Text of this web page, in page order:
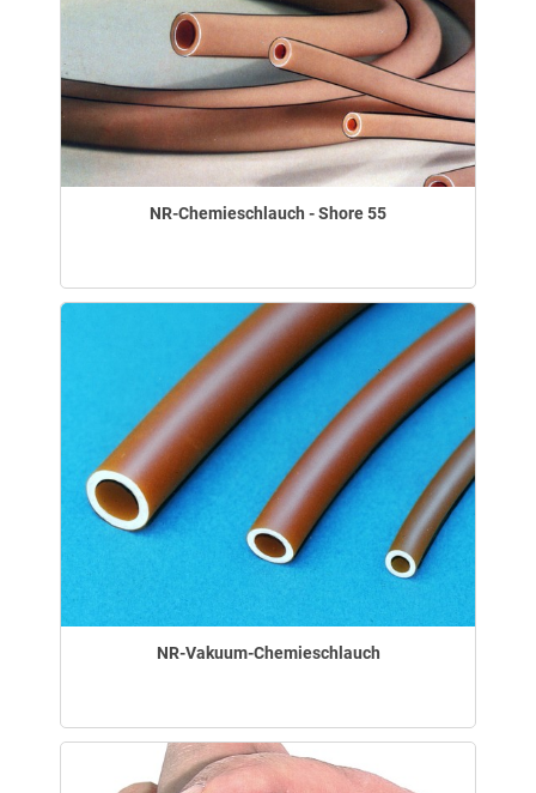
NR-Chemieschlauch - Shore 55
NR-Vakuum-Chemieschlauch